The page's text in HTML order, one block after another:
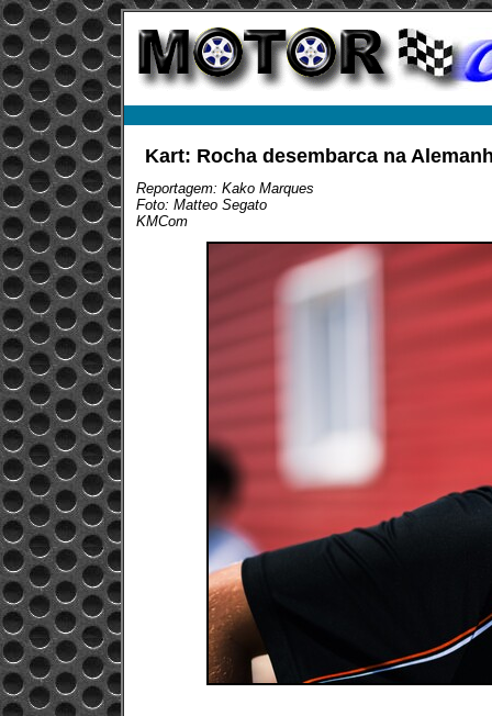
Kart: Rocha desembarca na
Reportagem: Kako Marques
Foto: Matteo Segato
KMCom